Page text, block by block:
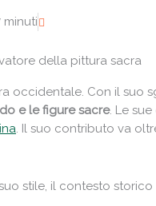
minuti
della pittura sacra
occidentale. Con il suo
e le figure sacre. Le
. Il suo contributo va
stile, il contesto